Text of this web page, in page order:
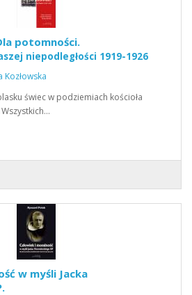
potomności.
niepodległości 1919-1926
Kozłowska
świec w podziemiach kościoła
w myśli Jacka